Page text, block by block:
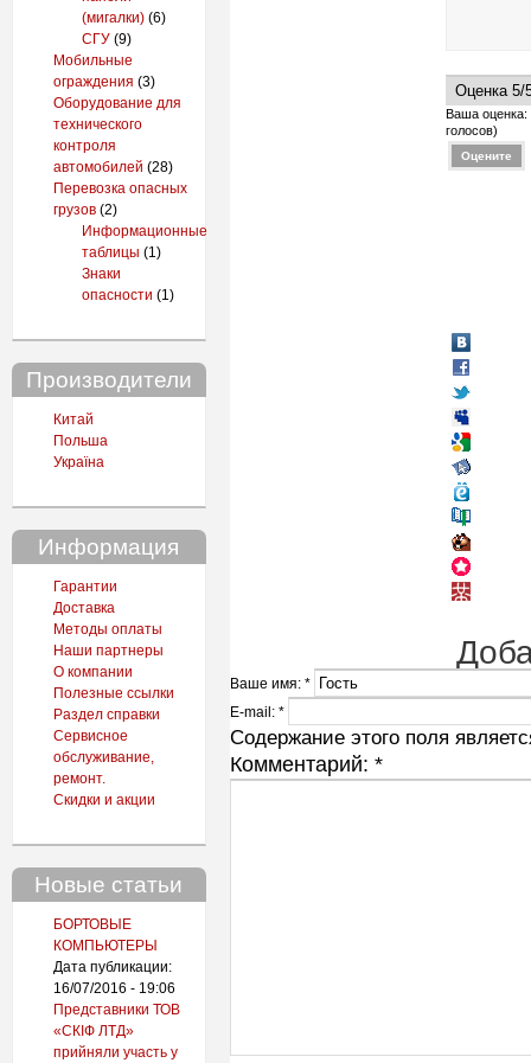
(мигалки) (6)
СГУ (9)
Мобильные
ограждения (3)
Оборудование для
технического
контроля
автомобилей (28)
Перевозка опасных
грузов (2)
Информационные
таблицы (1)
Знаки
опасности (1)
Производители
Китай
Польша
Україна
Информация
Гарантии
Доставка
Методы оплаты
Наши партнеры
О компании
Полезные ссылки
Раздел справки
Сервисное
обслуживание,
ремонт.
Скидки и акции
Новые статьи
БОРТОВЫЕ
КОМПЬЮТЕРЫ
Дата публикации:
16/07/2016 - 19:06
Представники ТОВ
«СКІФ ЛТД»
прийняли участь у
Ваша оценка:
голосов)
Ваше имя: *
E-mail: *
Содержание этого поля
Комментарий: *